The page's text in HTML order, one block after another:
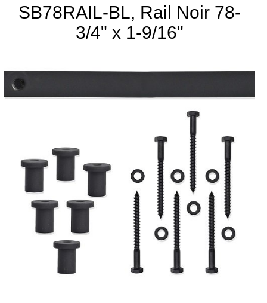
SB78RAIL-BL, Rail Noir 78-
3/4" x 1-9/16"